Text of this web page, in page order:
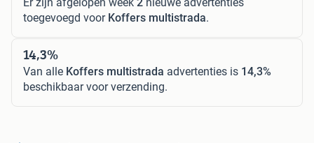
toegevoegd voor Koffers multistrada.
14,3%
Van alle Koffers multistrada advertenties is 14,3%
beschikbaar voor verzending.